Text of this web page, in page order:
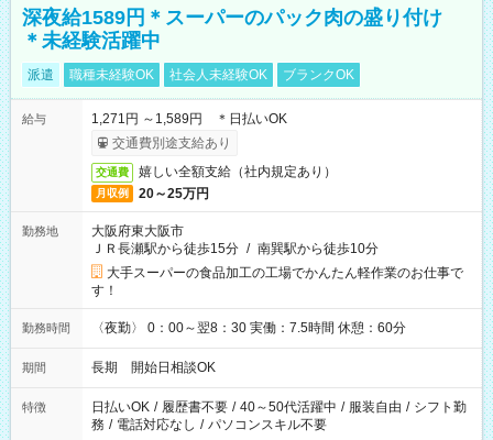
深夜給1589円＊スーパーのパック肉の盛り付け
＊未経験活躍中
派遣 職種未経験OK 社会人未経験OK ブランクOK
給与
1,271円 ～1,589円 ＊日払いOK
交通費別途支給あり
交通費 嬉しい全額支給（社内規定あり）
月収例 20～25万円
勤務地
大阪府東大阪市
ＪＲ長瀬駅から徒歩15分 / 南巽駅から徒歩10分
大手スーパーの食品加工の工場でかんたん軽作業のお仕事で
す！
勤務時間 〈夜勤〉 0：00～翌8：30 実働：7.5時間 休憩：60分
期間 長期 開始日相談OK
特徴 日払いOK / 履歴書不要 / 40～50代活躍中 / 服装自由 / シフト勤
務 / 電話対応なし / パソコンスキル不要